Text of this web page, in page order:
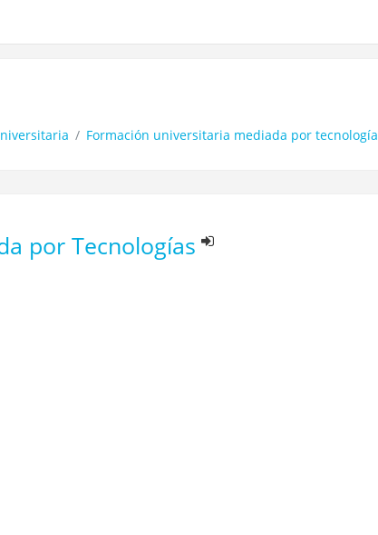
Formación universitaria mediada por tecnología
por Tecnologías